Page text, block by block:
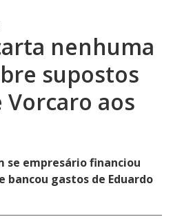
nenhuma
supostos
Vorcaro aos
se empresário financiou
bancou gastos de Eduardo